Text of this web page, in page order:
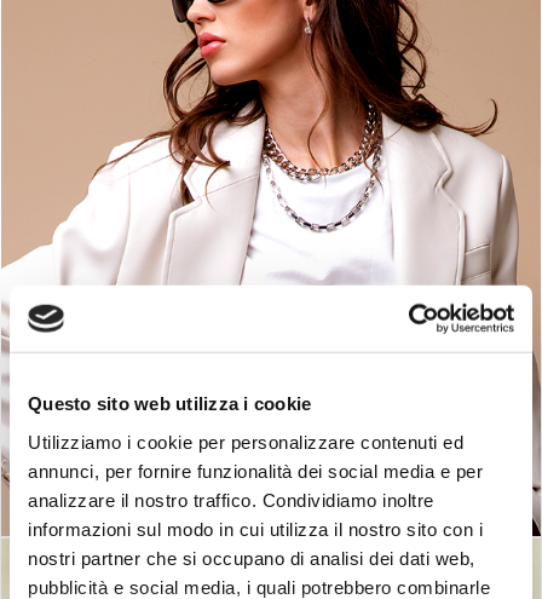
Questo sito web utilizza i cookie
Utilizziamo i cookie per personalizzare contenuti ed
annunci, per fornire funzionalità dei social media e per
analizzare il nostro traffico. Condividiamo inoltre
informazioni sul modo in cui utilizza il nostro sito con i
nostri partner che si occupano di analisi dei dati web,
pubblicità e social media, i quali potrebbero combinarle
Abbigliamento donna